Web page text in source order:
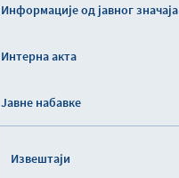
Информације од јавног значаја
Интерна акта
Јавне набавке
Извештаји